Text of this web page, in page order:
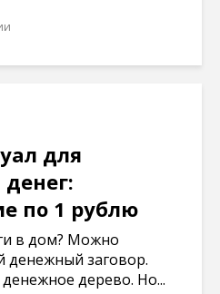
для
по 1 рублю
в дом? Можно
денежный заговор.
дерево. Но...